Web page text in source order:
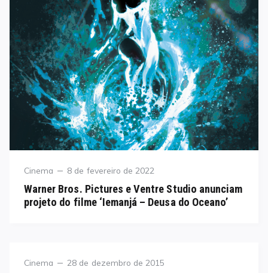
Category
Cinema
Posted
8 de fevereiro de 2022
Warner Bros. Pictures e Ventre Studio anunciam
projeto do filme ‘Iemanjá – Deusa do Oceano’
Category
Cinema
Posted
28 de dezembro de 2015